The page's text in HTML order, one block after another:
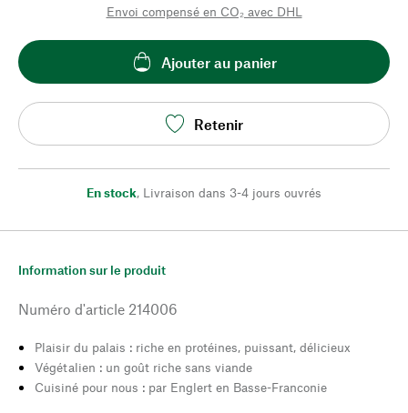
Envoi compensé en CO₂ avec DHL
Ajouter au panier
Retenir
En stock, Livraison dans 3-4 jours ouvrés
Information sur le produit
Numéro d'article 214006
Plaisir du palais : riche en protéines, puissant, délicieux
Végétalien : un goût riche sans viande
Cuisiné pour nous : par Englert en Basse-Franconie